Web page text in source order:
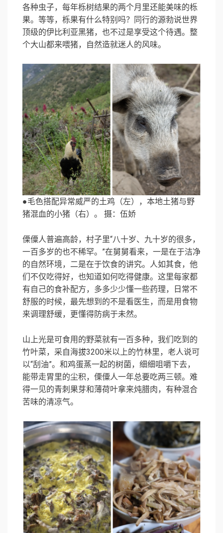
各种虫子，每年栎树结果的两个月里还能美味的栎
果。等等，栎果有什么特别吗？同行的源勃说世界
顶级的伊比利亚黑猪，也不过是享受这个待遇。整
个大山都来喂猪，自然造就迷人的风味。
●毛色搭配异常威严的土鸡（左），本地土猪与野
猪混血的小猪（右）。 摄：伍娇
傈僳人普遍高龄，村子里“八十岁、九十岁的很多，
一百多岁的也不稀罕。”在舅舅看来，一是在于洁净
的自然环境，二是在于饮食的讲究。人如其食，他
们不仅吃得好，也知道如何吃得健康。这里每家都
有自己的食补配方，多多少少懂一些药理，日常不
舒服的时候，最先想到的不是看医生，而是用食物
来调理舒缓，更懂得防病于未然。
山上光是可食用的野菜就有一百多种，我们吃到的
竹叶菜，采自海拔3200米以上的竹林里，老人说可
以“刮油”。和鸡蛋蒸一起的树菌，细细咀嚼下去，
能带走胃里的尘积，傈僳人一年总要吃两三顿。难
得一见的青刺果芽和薄荷叶拿来炖腊肉，有种混合
苦味的清凉气。